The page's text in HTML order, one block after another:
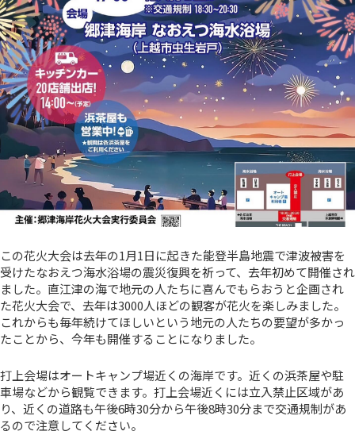
この花火大会は去年の1月1日に起きた能登半島地震で津波被害を
受けたなおえつ海水浴場の震災復興を祈って、去年初めて開催され
ました。直江津の海で地元の人たちに喜んでもらおうと企画され
た花火大会で、去年は3000人ほどの観客が花火を楽しみました。
これからも毎年続けてほしいという地元の人たちの要望が多かっ
たことから、今年も開催することになりました。
打上会場はオートキャンプ場近くの海岸です。近くの浜茶屋や駐
車場などから観覧できます。打上会場近くには立入禁止区域があ
り、近くの道路も午後6時30分から午後8時30分まで交通規制があ
るので注意してください。